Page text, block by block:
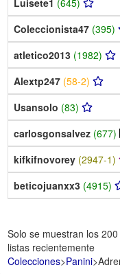
Coleccionista47 (395)
atletico2013 (1982)
Alextp247 (58-2)
Usansolo (83)
carlosgonsalvez (677)
kifkifnovorey (2947-1)
beticojuanxx3 (4915)
Solo se muestran los
listas recientemente
Colecciones>Panini>